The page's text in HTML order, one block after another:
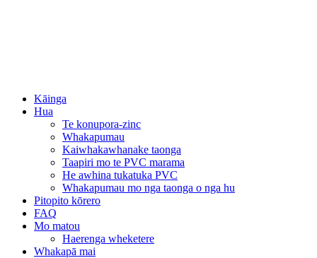
Kāinga
Hua
Te konupora-zinc
Whakapumau
Kaiwhakawhanake taonga
Taapiri mo te PVC marama
He awhina tukatuka PVC
Whakapumau mo nga taonga o nga hu
Pitopito kōrero
FAQ
Mo matou
Haerenga wheketere
Whakapā mai